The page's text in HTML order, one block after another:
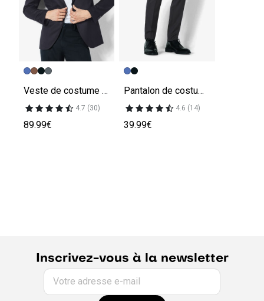
Veste de costume slim
4.7 (30)
89.99€
Pantalon de costume slim
4.6 (14)
39.99€
Inscrivez-vous à la newsletter
Votre adresse e-mail